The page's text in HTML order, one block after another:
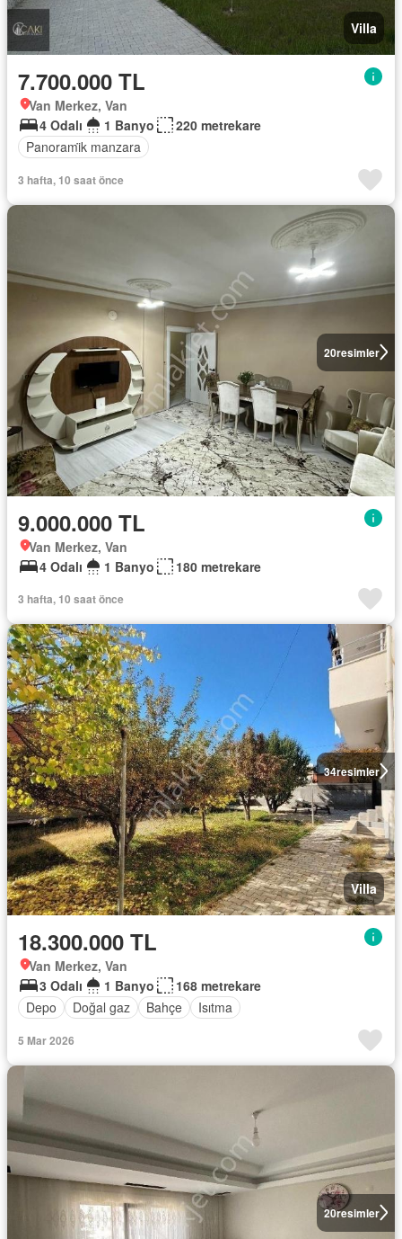
Villa
7.700.000 TL
Van Merkez, Van
4 Odalı
1 Banyo
220 metrekare
Panorami̇k manzara
3 hafta, 10 saat önce
20resimler
9.000.000 TL
Van Merkez, Van
4 Odalı
1 Banyo 180 metrekare
3 hafta, 10 saat önce
34resimler
Villa
18.300.000 TL
Van Merkez, Van
3 Odalı
1 Banyo
168 metrekare
Depo
Doğal gaz Bahçe Isıtma
5 Mar 2026
20resimler